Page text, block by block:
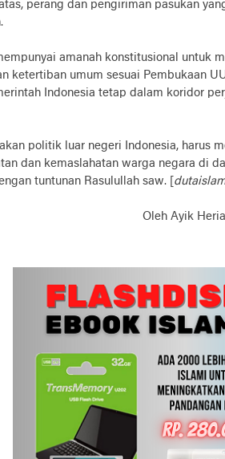
perang dan pengiriman pasukan
amanah konstitusional untuk
ketertiban umum sesuai Pembukaan
Indonesia tetap dalam koridor
politik luar negeri Indonesia, harus
dan kemaslahatan warga negara di
tuntunan Rasulullah saw. [
Oleh Ayik